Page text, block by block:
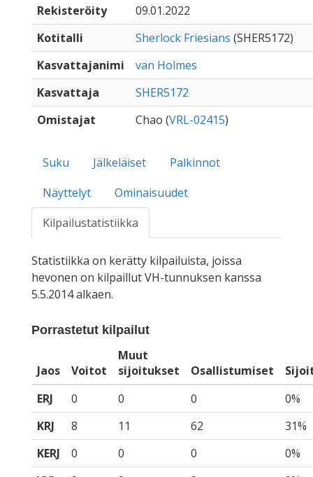
Rekisteröity
09.01.2022
Kotitalli
Sherlock Friesians (SHER5172)
Kasvattajanimi
van Holmes
Kasvattaja
SHER5172
Omistajat
Chao (VRL-02415)
Suku Jälkeläiset
Palkinnot
Näyttelyt
Ominaisuudet
Kilpailustatistiikka
Statistiikka on kerätty kilpailuista, joissa
hevonen on kilpaillut VH-tunnuksen kanssa
5.5.2014 alkaen.
Porrastetut kilpailut
Jaos Voitot
Muut
sijoitukset
Osallistumiset
ERJ
0 0 0
0%
KRJ
8 11 62
31%
KERJ
0 0 0
0%